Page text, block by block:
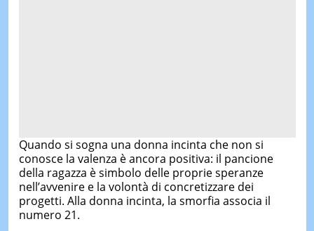
Quando si sogna una donna incinta che non si
conosce la valenza è ancora positiva: il pancione
della ragazza è simbolo delle proprie speranze
nell’avvenire e la volontà di concretizzare dei
progetti. Alla donna incinta, la smorfia associa il
numero 21.